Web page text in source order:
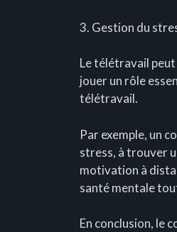
3. Gestion du
Le télétravail
jouer un rôle
télétravail.
Par exemple, un
stress, à trouver
motivation à
santé mentale
En conclusion, le